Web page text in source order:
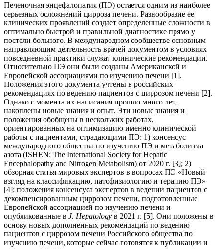
Печеночная энцефалопатия (ПЭ) остается одним из наиболее
серьезных осложнений цирроза печени. Разнообразие ее
клинических проявлений создает определенные сложности в
оптимально быстрой и правильной диагностике прямо у
постели больного. В международном сообществе основным
направляющим деятельность врачей документом в условиях
повседневной практики служат клинические рекомендации.
Относительно ПЭ они были созданы Американской и
Европейской ассоциациями по изучению печени [1].
Положения этого документа учтены в российских
рекомендациях по ведению пациентов с циррозом печени [2].
Однако с момента их написания прошло много лет,
накоплены новые знания и опыт. Эти новые знания и
положения обобщены в нескольких работах,
ориентированных на оптимизацию именно клинической
работы с пациентами, страдающими ПЭ: 1) консенсус
международного общества по изучению ПЭ и метаболизма
азота (ISHEN: The International Society for Hepatic
Encephalopathy and Nitrogen Metabolism) от 2020 г. [3]; 2)
обзорная статья мировых экспертов в вопросах ПЭ «Новый
взгляд на классификацию, патофизиологию и терапию ПЭ»
[4]; положения консенсуса экспертов в ведении пациентов с
декомпенсированным циррозом печени, подготовленные
Европейской ассоциацией по изучению печени и
опубликованные в J. Hepatology в 2021 г. [5]. Они положены в
основу новых дополненных рекомендаций по ведению
пациентов с циррозом печени Российского общества по
изучению печени, которые сейчас готовятся к публикации и